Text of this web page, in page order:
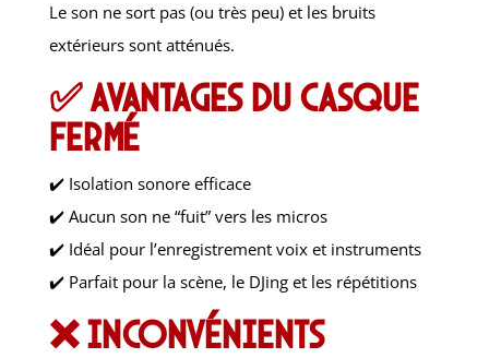
Le son ne sort pas (ou très peu) et les bruits
extérieurs sont atténués.
✅ Avantages du casque
fermé
✔️ Isolation sonore efficace
✔️ Aucun son ne “fuit” vers les micros
✔️ Idéal pour l’enregistrement voix et instruments
✔️ Parfait pour la scène, le DJing et les répétitions
❌ Inconvénients